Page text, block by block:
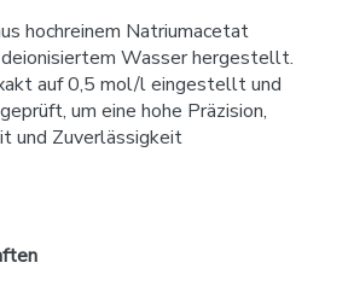
hochreinem Natriumacetat
deionisiertem Wasser hergestellt.
auf 0,5 mol/l eingestellt und
um eine hohe Präzision,
und Zuverlässigkeit